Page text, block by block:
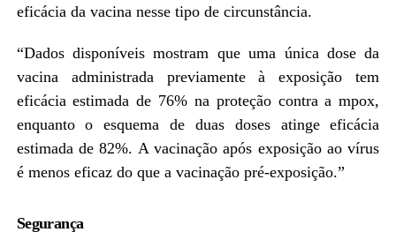
eficácia da vacina nesse tipo de circunstância.
“Dados disponíveis mostram que uma única dose da
vacina administrada previamente à exposição tem
eficácia estimada de 76% na proteção contra a mpox,
enquanto o esquema de duas doses atinge eficácia
estimada de 82%. A vacinação após exposição ao vírus
é menos eficaz do que a vacinação pré-exposição.”
Segurança